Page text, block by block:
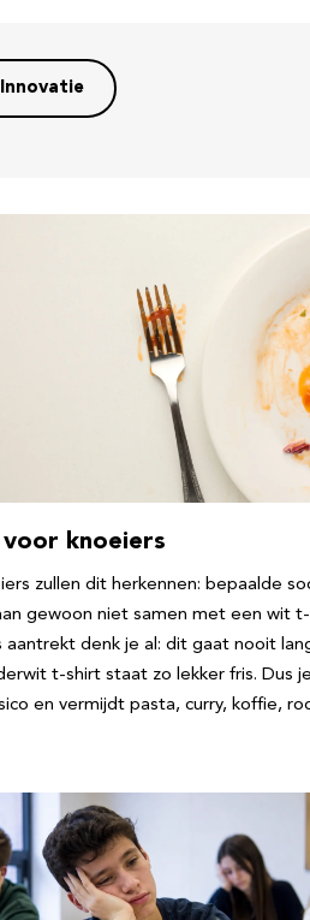
Innovatie
voor knoeiers
zullen dit herkennen: bepaalde
gewoon niet samen met een wit t-
aantrekt denk je al: dit gaat nooit
t-shirt staat zo lekker fris. Dus
en vermijdt pasta, curry, koffie,